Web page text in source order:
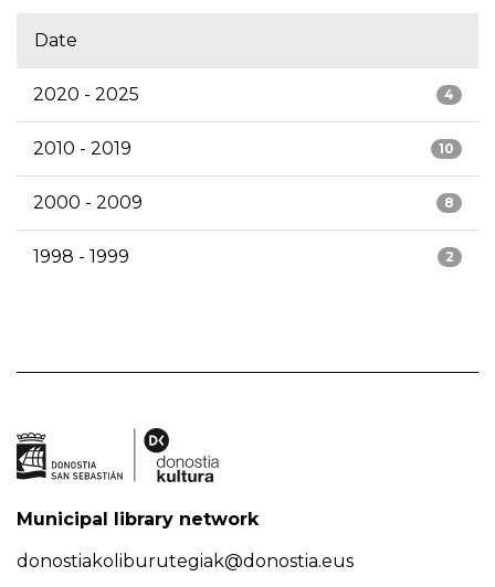
Date
4
2020 - 2025
10
2010 - 2019
8
2000 - 2009
2
1998 - 1999
Municipal library network
donostiakoliburutegiak@donostia.eus